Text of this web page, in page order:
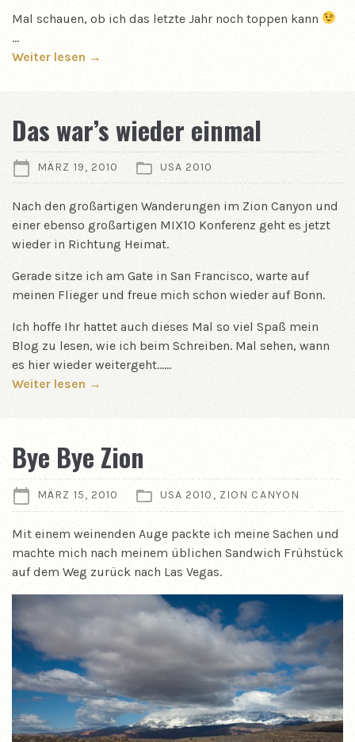
Mal schauen, ob ich das letzte Jahr noch toppen kann
…
Weiter lesen →
Das war’s wieder einmal
MÄRZ 19, 2010 USA 2010
Nach den großartigen Wanderungen im Zion Canyon und
einer ebenso großartigen MIX10 Konferenz geht es jetzt
wieder in Richtung Heimat.
Gerade sitze ich am Gate in San Francisco, warte auf
meinen Flieger und freue mich schon wieder auf Bonn.
Ich hoffe Ihr hattet auch dieses Mal so viel Spaß mein
Blog zu lesen, wie ich beim Schreiben. Mal sehen, wann
es hier wieder weitergeht……
Weiter lesen →
Bye Bye Zion
MÄRZ 15, 2010 USA 2010 , ZION CANYON
Mit einem weinenden Auge packte ich meine Sachen und
machte mich nach meinem üblichen Sandwich Frühstück
auf dem Weg zurück nach Las Vegas.